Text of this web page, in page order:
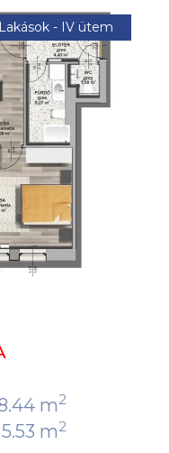
Lakások - IV ütem
m2
5.53 m2